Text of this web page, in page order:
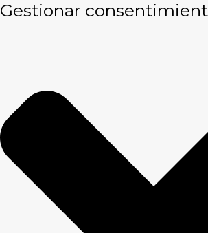
Gestionar